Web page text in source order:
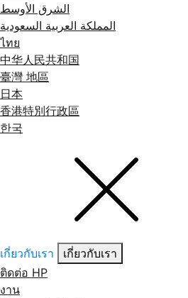
الشرق الأوسط
المملكة العربية السعودية
ไทย
中华人民共和国
臺灣 地區
日本
香港特別行政區
한국
เกี่ยวกับเรา
เกี่ยวกับเรา
ติดต่อ HP
งาน